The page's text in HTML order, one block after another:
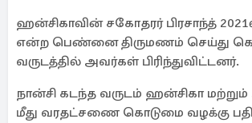
ஹன்சிகாவின் சகோதரர் பிரசாந்த்
என்ற பெண்னை திருமணம் செய்து
வருடத்தில் அவர்கள் பிரிந்துவிட்டனர்.
நான்சி கடந்த வருடம் ஹன்சிகா
மீது வரதட்சணை கொடுமை வழக்கு